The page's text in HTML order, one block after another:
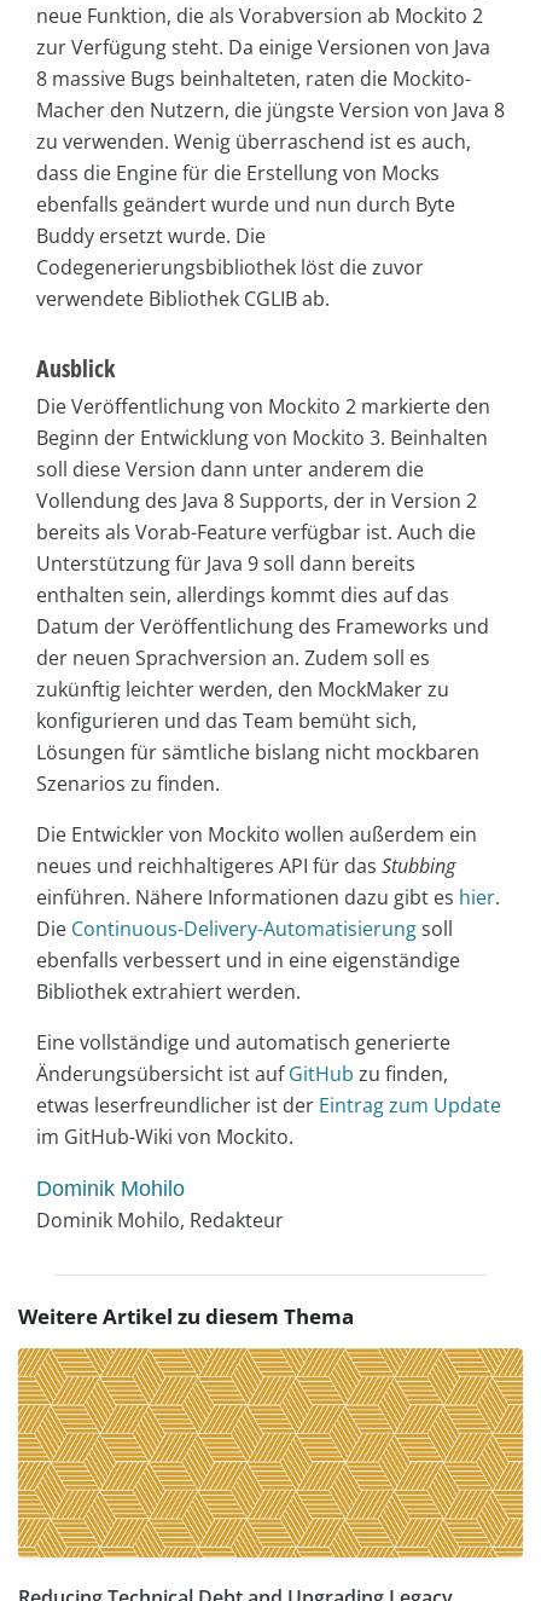
neue Funktion, die als Vorabversion ab Mockito 2
zur Verfügung steht. Da einige Versionen von Java
8 massive Bugs beinhalteten, raten die Mockito-
Macher den Nutzern, die jüngste Version von Java 8
zu verwenden. Wenig überraschend ist es auch,
dass die Engine für die Erstellung von Mocks
ebenfalls geändert wurde und nun durch Byte
Buddy ersetzt wurde. Die
Codegenerierungsbibliothek löst die zuvor
verwendete Bibliothek CGLIB ab.
Ausblick
Die Veröffentlichung von Mockito 2 markierte den
Beginn der Entwicklung von Mockito 3. Beinhalten
soll diese Version dann unter anderem die
Vollendung des Java 8 Supports, der in Version 2
bereits als Vorab-Feature verfügbar ist. Auch die
Unterstützung für Java 9 soll dann bereits
enthalten sein, allerdings kommt dies auf das
Datum der Veröffentlichung des Frameworks und
der neuen Sprachversion an. Zudem soll es
zukünftig leichter werden, den MockMaker zu
konfigurieren und das Team bemüht sich,
Lösungen für sämtliche bislang nicht mockbaren
Szenarios zu finden.
Die Entwickler von Mockito wollen außerdem ein
neues und reichhaltigeres API für das Stubbing
einführen. Nähere Informationen dazu gibt es hier.
Die Continuous-Delivery-Automatisierungsoll
ebenfalls verbessert und in eine eigenständige
Bibliothek extrahiert werden.
Eine vollständige und automatisch generierte
Änderungsübersicht ist aufGitHub zu finden,
etwas leserfreundlicher ist der Eintrag zum Update
im GitHub-Wiki von Mockito.
Dominik Mohilo
Dominik Mohilo, Redakteur
Weitere Artikel zu diesem Thema